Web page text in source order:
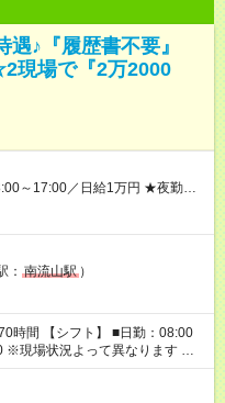
♪『履歴書不要』
現場で『2万2000
1
:+:- ■選べる支払い方
』手渡しです♪ ■残業手当
2級など 【試用期間】
： 南流山駅 ）
時間 【シフト】 ■日勤：08:00
※現場状況よって異なります ※早
OK！ ☆現場
！ ☆ご希望の方は「日勤＋夜